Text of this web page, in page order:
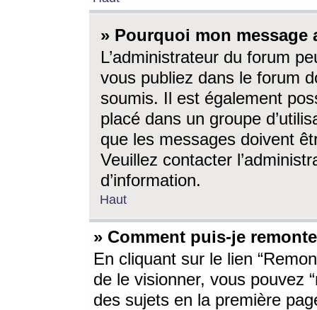
» Pourquoi mon message
L’administrateur du forum
vous publiez dans le forum
soumis. Il est également
placé dans un groupe
que les messages doivent
Veuillez contacter
d’information.
Haut
» Comment puis-je
En cliquant sur le lien
de le visionner, vous pouvez
des sujets en la première